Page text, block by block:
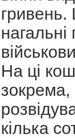
На ці
кілька